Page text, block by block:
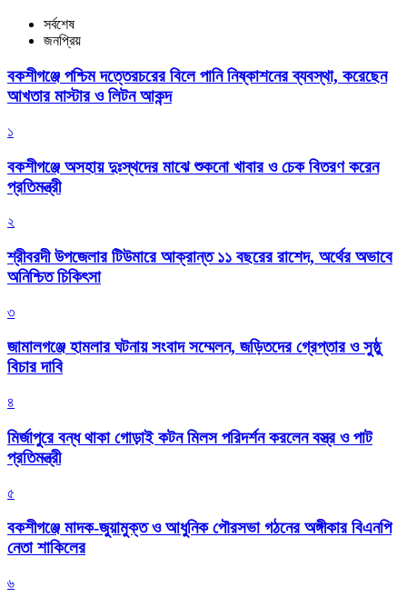
সর্বশেষ
জনপ্রিয়
বকশীগঞ্জে পশ্চিম দত্তেরচরের বিলে পানি নিষ্কাশনের ব্যবস্থা, করেছেন
আখতার মাস্টার ও লিটন আকন্দ
১
বকশীগঞ্জে অসহায় দুঃস্থদের মাঝে শুকনো খাবার ও চেক বিতরণ করেন
প্রতিমন্ত্রী
২
শ্রীবরদী উপজেলার টিউমারে আক্রান্ত ১১ বছরের রাশেদ, অর্থের অভাবে
অনিশ্চিত চিকিৎসা
৩
জামালগঞ্জে হামলার ঘটনায় সংবাদ সম্মেলন, জড়িতদের গ্রেপ্তার ও সুষ্ঠু
বিচার দাবি
৪
মির্জাপুরে বন্ধ থাকা গোড়াই কটন মিলস পরিদর্শন করলেন বস্ত্র ও পাট
প্রতিমন্ত্রী
৫
বকশীগঞ্জে মাদক-জুয়ামুক্ত ও আধুনিক পৌরসভা গঠনের অঙ্গীকার বিএনপি
নেতা শাকিলের
৬